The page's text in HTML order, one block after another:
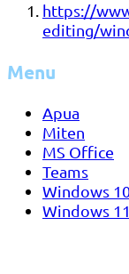
https://
editing/
Menu
Apua
Miten
MS Office
Teams
Windows
Windows 11